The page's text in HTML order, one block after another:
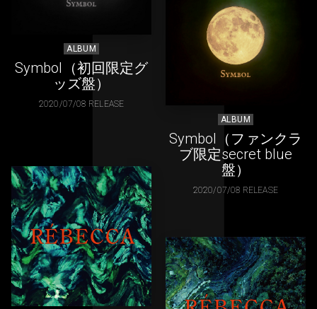
ALBUM
Symbol（初回限定グ
ッズ盤）
2020/07/08 RELEASE
ALBUM
Symbol（ファンクラ
ブ限定secret blue
盤）
2020/07/08 RELEASE